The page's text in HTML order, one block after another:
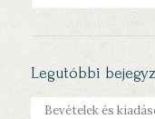
Legutóbbi
Bevételek és